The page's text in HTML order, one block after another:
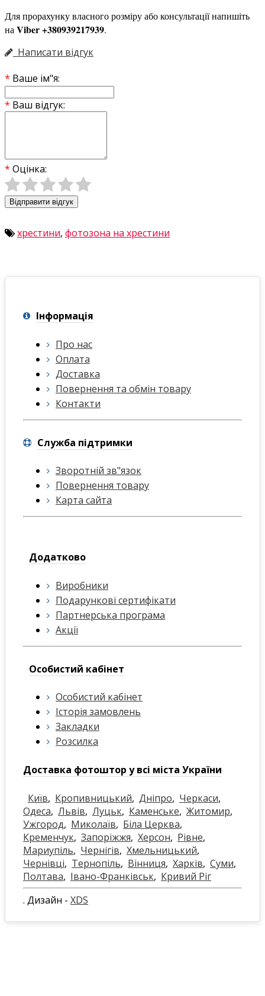
Для прорахунку власного розміру або консультації напишіть
на Viber +380939217939.
Написати відгук
Ваше ім"я:
Ваш відгук:
Оцінка:
Відправити відгук
хрестини, фотозона на хрестини
Інформація
Про нас
Оплата
Доставка
Повернення та обмін товару
Контакти
Служба підтримки
Зворотній зв"язок
Повернення товару
Карта сайта
Додатково
Виробники
Подарункові сертифікати
Партнерська програма
Акції
Особистий кабінет
Особистий кабінет
Історія замовлень
Закладки
Розсилка
Доставка фотоштор у всі міста України
Київ, Кропивницький, Дніпро, Черкаси,
Одеса, Львів, Луцьк, Каменське, Житомир,
Ужгород, Миколаїв, Біла Церква,
Кременчук, Запоріжжя, Херсон, Рівне,
Мариупіль, Чернігів, Хмельницький,
Чернівці, Тернопіль, Вінниця, Харків, Суми,
Полтава, Івано-Франківськ, Кривий Ріг
. Дизайн - XDS